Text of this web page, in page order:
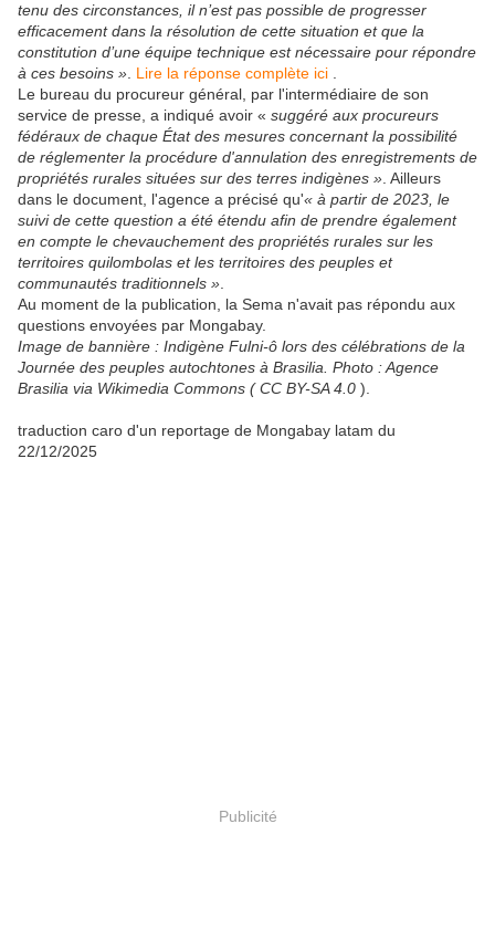
tenu des circonstances, il n’est pas possible de progresser
efficacement dans la résolution de cette situation et que la
constitution d’une équipe technique est nécessaire pour répondre
à ces besoins » Lire la réponse complète ici
Le bureau du procureur général, par l'intermédiaire de son
service de presse, a indiqué avoir « suggéré aux procureurs
fédéraux de chaque État des mesures concernant la possibilité
de réglementer la procédure d'annulation des enregistrements de
propriétés rurales situées sur des terres indigènes » . Ailleurs
dans le document, l'agence a précisé qu'« à partir de 2023, le
suivi de cette question a été étendu afin de prendre également
en compte le chevauchement des propriétés rurales sur les
territoires quilombolas et les territoires des peuples et
communautés traditionnels »
Au moment de la publication, la Sema n'avait pas répondu aux
questions envoyées par Mongabay.
Image de bannière : Indigène Fulni-ô lors des célébrations de la
Journée des peuples autochtones à Brasilia. Photo : Agence
Brasilia via Wikimedia Commons ( CC BY-SA 4.0 ).
traduction caro d'un reportage de Mongabay latam du
22/12/2025
Publicité